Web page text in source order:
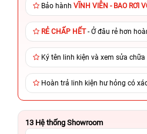
Bảo hành VĨNH VIỄN - BAO RƠI
RẺ CHẤP HẾT- Ở đâu rẻ hơn
Ký tên linh kiện và xem sửa
Hoàn trả linh kiện hư hỏng có
13 Hệ thống Showroom